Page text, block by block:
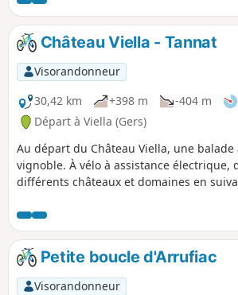
Château Viella - Tannat
Visorandonneur
30,42 km
+398 m -404 m
Départ à Viella (Gers)
Au départ du Château Viella, une
vignoble. À vélo à assistance électrique,
différents châteaux et domaines en
Maison des Vins et Chez Madiran ! Une
principalement sur route, accessible et
saisons et par tous les temps !
Petite boucle d'Arrufiac
Visorandonneur